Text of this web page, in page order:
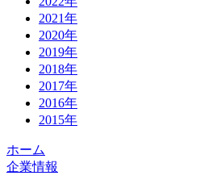
2021年
2020年
2019年
2018年
2017年
2016年
2015年
ホーム
企業情報